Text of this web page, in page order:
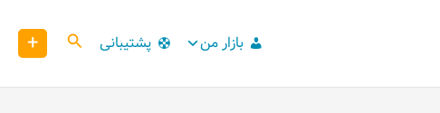
بازار من پشتیبانی کاوش +